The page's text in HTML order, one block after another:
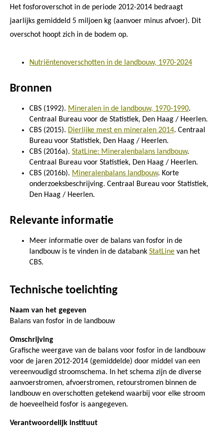
Het fosforoverschot in de periode 2012-2014 bedraagt
jaarlijks gemiddeld 5 miljoen kg (aanvoer minus afvoer). Dit
overschot hoopt zich in de bodem op.
Nutriëntenoverschotten in de landbouw, 1970-2024
Bronnen
CBS (1992). Mineralen in de landbouw, 1970-1990.
Centraal Bureau voor de Statistiek, Den Haag / Heerlen.
CBS (2015). Dierlijke mest en mineralen 2014. Centraal
Bureau voor Statistiek, Den Haag / Heerlen.
CBS (2016a). StatLine: Mineralenbalans landbouw.
Centraal Bureau voor Statistiek, Den Haag / Heerlen.
CBS (2016b). Mineralenbalans landbouw. Korte
onderzoeksbeschrijving. Centraal Bureau voor Statistiek,
Den Haag / Heerlen.
Relevante informatie
Meer informatie over de balans van fosfor in de
landbouw is te vinden in de databank StatLine van het
CBS.
Technische toelichting
Naam van het gegeven
Balans van fosfor in de landbouw
Omschrijving
Grafische weergave van de balans voor fosfor in de landbouw
voor de jaren 2012-2014 (gemiddelde) door middel van een
vereenvoudigd stroomschema. In het schema zijn de diverse
aanvoerstromen, afvoerstromen, retourstromen binnen de
landbouw en overschotten getekend waarbij voor elke stroom
de hoeveelheid fosfor is aangegeven.
Verantwoordelijk instituut